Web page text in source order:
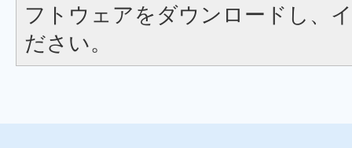
フトウェアをダウンロードし、
ださい。